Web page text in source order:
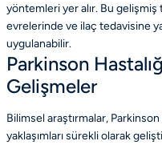
yöntemleri yer alır. Bu gelişmiş
evrelerinde ve ilaç tedavisine
uygulanabilir.
Parkinson
Gelişmeler
Bilimsel araştırmalar,
yaklaşımları sürekli olarak